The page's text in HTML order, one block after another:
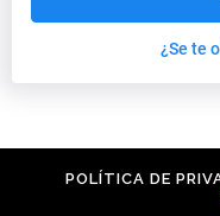
¿Se te
POLÍTICA DE